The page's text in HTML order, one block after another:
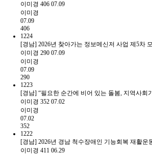
이미경 406 07.09
이미경
07.09
406
1224
[경남] 2026년 찾아가는 정보메신저 사업 제5차
이미경 290 07.09
이미경
07.09
290
1223
[경남] “필요한 순간에 비어 있는 돌봄, 지역사회
이미경 352 07.02
이미경
07.02
352
1222
[경남] 2026년 경남 척수장애인 기능회복 재활운
이미경 411 06.29